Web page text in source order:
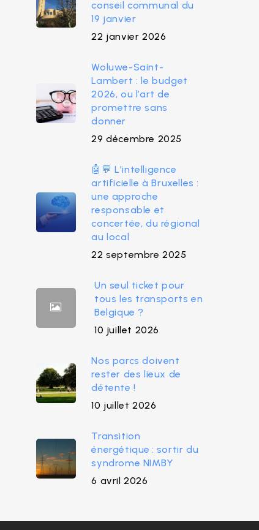
conseil communal du
19 janvier
22 janvier 2026
Woluwe-Saint-
Lambert : le budget
2026, ou l’art de
promettre sans
donner
29 décembre 2025
🤖💬 L’intelligence
artificielle à Bruxelles :
une approche
responsable et
concertée, du régional
au local
22 septembre 2025
Un seul ticket pour
tous les transports en
Belgique ?
10 juillet 2026
Nos parcs doivent
rester des lieux de
détente !
10 juillet 2026
Transition
énergétique : sortir du
syndrome NIMBY
6 avril 2026